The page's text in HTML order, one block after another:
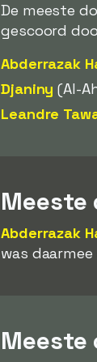
De meeste
gescoord
Abderrazak
Djaniny (Al-
Leandre
Meeste
Abderrazak
was